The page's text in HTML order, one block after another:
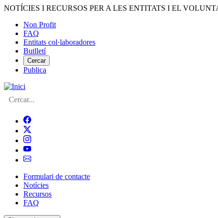
Vés
contingut
NOTÍCIES I RECURSOS PER A LES ENTITATS I EL
Menú
del
compte
d'usuari
Non Profit
FAQ
Entitats col·laboradores
Butlletí
Cercar
Publica
Cerca
Navegació
principal
de
Formulari de contacte
Notícies
Recursos
FAQ